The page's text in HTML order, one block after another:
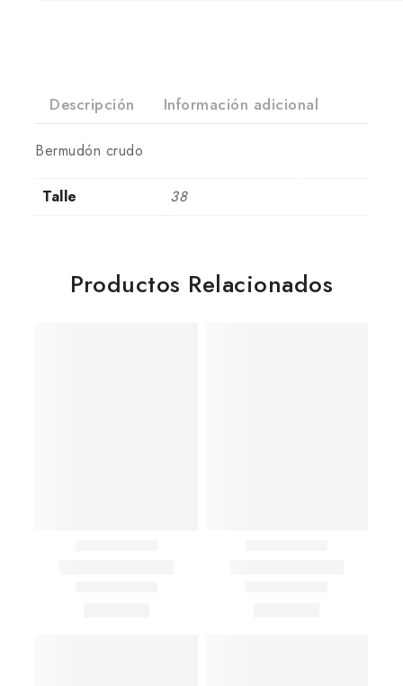
Descripción Información adicional
Bermudón crudo
Talle 38
Productos Relacionados